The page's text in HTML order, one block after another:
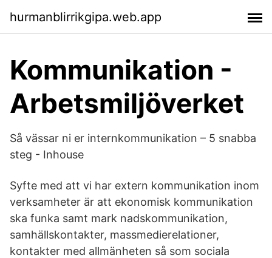
hurmanblirrikgipa.web.app
Kommunikation -
Arbetsmiljöverket
Så vässar ni er internkommunikation – 5 snabba
steg - Inhouse
Syfte med att vi har extern kommunikation inom
verksamheter är att ekonomisk kommunikation
ska funka samt mark nadskommunikation,
samhällskontakter, massmedierelationer,
kontakter med allmänheten så som sociala